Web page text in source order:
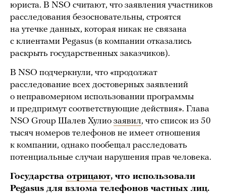
юриста. В NSO считают, что заявления участников
расследования безосновательны, строятся
на утечке данных, которая никак не связана
с клиентами Pegasus (в компании отказались
раскрыть государственных заказчиков).
В NSO подчеркнули, что «продолжат
расследование всех достоверных заявлений
о неправомерном использовании программы
и предпримут соответствующие действия». Глава
NSO Group Шалев Хулио заявил, что список из 50
тысяч номеров телефонов не имеет отношения
к компании, однако пообещал расследовать
потенциальные случаи нарушения прав человека.
Государства отрицают, что использовали
Pegasus для взлома телефонов частных лиц.